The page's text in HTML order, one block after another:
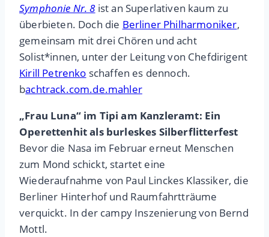
Symphonie Nr. 8ist an Superlativen kaum zu
überbieten. Doch die Berliner Philharmoniker,
gemeinsam mit drei Chören und acht
Solist*innen, unter der Leitung von Chefdirigent
Kirill Petrenko schaffen es dennoch.
bachtrack.com.de.mahler
„Frau Luna“ im Tipi am Kanzleramt: Ein
Operettenhit als burleskes Silberflitterfest
Bevor die Nasa im Februar erneut Menschen
zum Mond schickt, startet eine
Wiederaufnahme von Paul Linckes Klassiker, die
Berliner Hinterhof und Raumfahrtträume
verquickt. In der campy Inszenierung von Bernd
Mottl.